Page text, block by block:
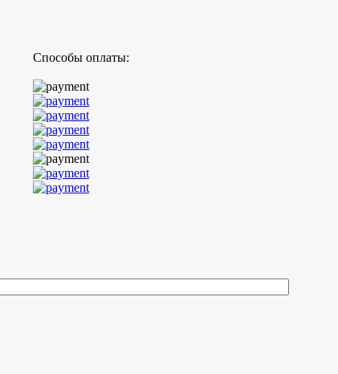
Способы оплаты: